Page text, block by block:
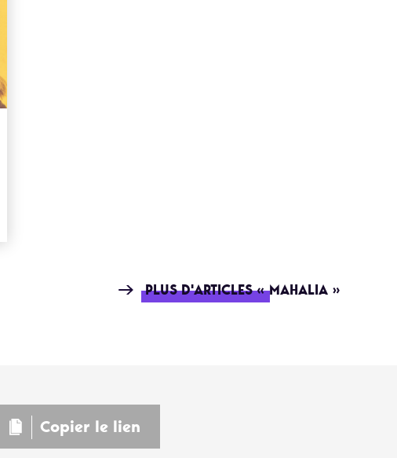
PLUS D'ARTICLES « MAHALIA »
Copier le lien